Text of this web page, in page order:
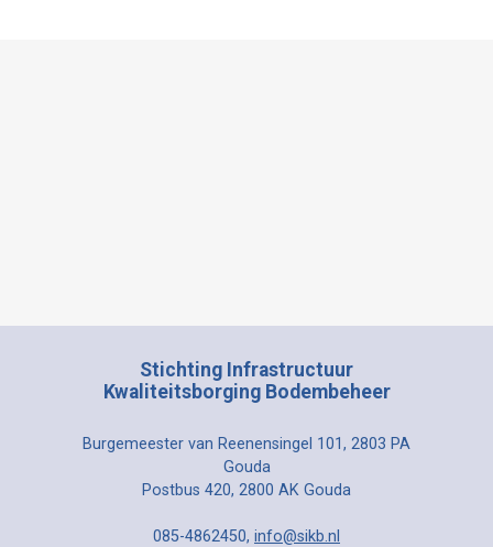
Stichting Infrastructuur
Kwaliteitsborging Bodembeheer
Burgemeester van Reenensingel 101, 2803 PA
Gouda
Postbus 420, 2800 AK Gouda
085-4862450, info@sikb.nl